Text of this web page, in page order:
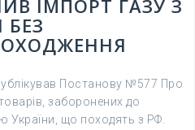
ІМПОРТ ГАЗУ З
Постанову №577 Про
заборонених до
України, що походять з РФ.